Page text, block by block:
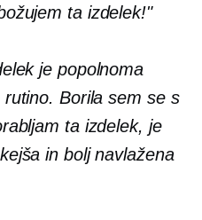
ta izdelek!"
je popolnoma
Borila sem se s
ta izdelek, je
in bolj navlažena